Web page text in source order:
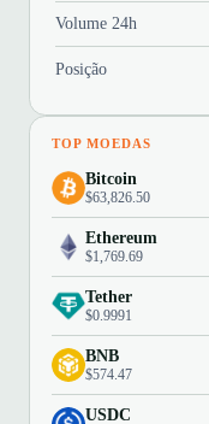
Volume 24h
Posição
TOP MOEDAS
Bitcoin
$63,826.50
Ethereum
$1,769.69
Tether
$0.9991
BNB
$574.47
USDC